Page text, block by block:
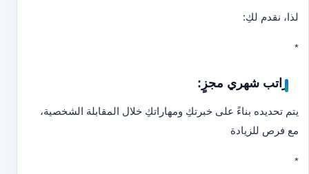
لذا، نقدم لكِ:
*
راتب شهري مجزٍ:
يتم تحديده بناءً على خبرتكِ ومهاراتكِ خلال المقابلة الشخصية،
مع فرص للزيادة
*